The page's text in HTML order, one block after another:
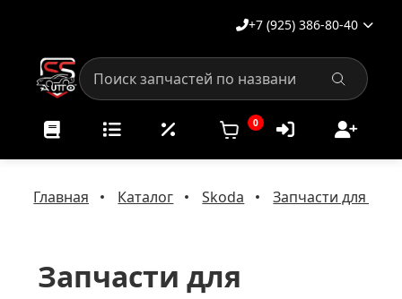
+7 (925) 386-80-40
0
Главная Каталог Skoda Запчасти для
Запчасти для